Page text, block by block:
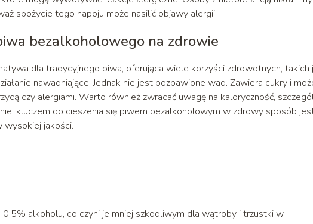
spożycie tego napoju może nasilić objawy alergii.
bezalkoholowego na zdrowie
dla tradycyjnego piwa, oferująca wiele korzyści zdrowotnych, takich
nawadniające. Jednak nie jest pozbawione wad. Zawiera cukry i
czy alergiami. Warto również zwracać uwagę na kaloryczność,
kluczem do cieszenia się piwem bezalkoholowym w zdrowy sposób
wysokiej jakości.
alkoholu, co czyni je mniej szkodliwym dla wątroby i trzustki w